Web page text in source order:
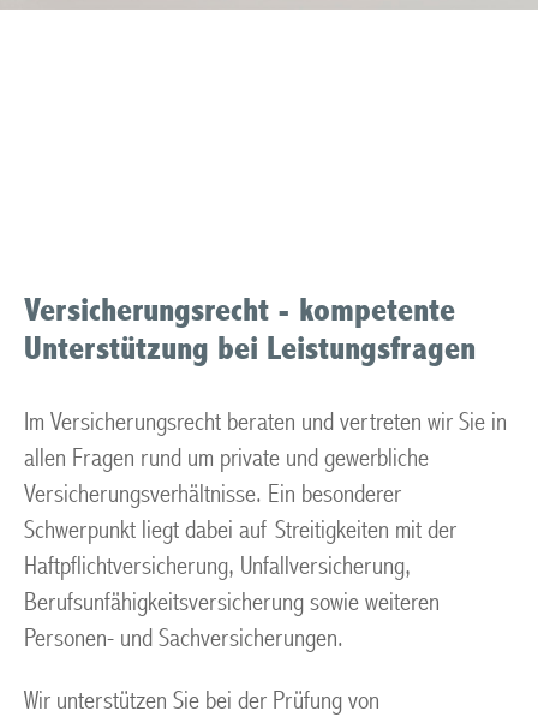
Versicherungsrecht - kompetente
Unterstützung bei Leistungsfragen
Im Versicherungsrecht beraten und vertreten wir Sie in
allen Fragen rund um private und gewerbliche
Versicherungsverhältnisse. Ein besonderer
Schwerpunkt liegt dabei auf Streitigkeiten mit der
Haftpflichtversicherung, Unfallversicherung,
Berufsunfähigkeitsversicherung sowie weiteren
Personen- und Sachversicherungen.
Wir unterstützen Sie bei der Prüfung von